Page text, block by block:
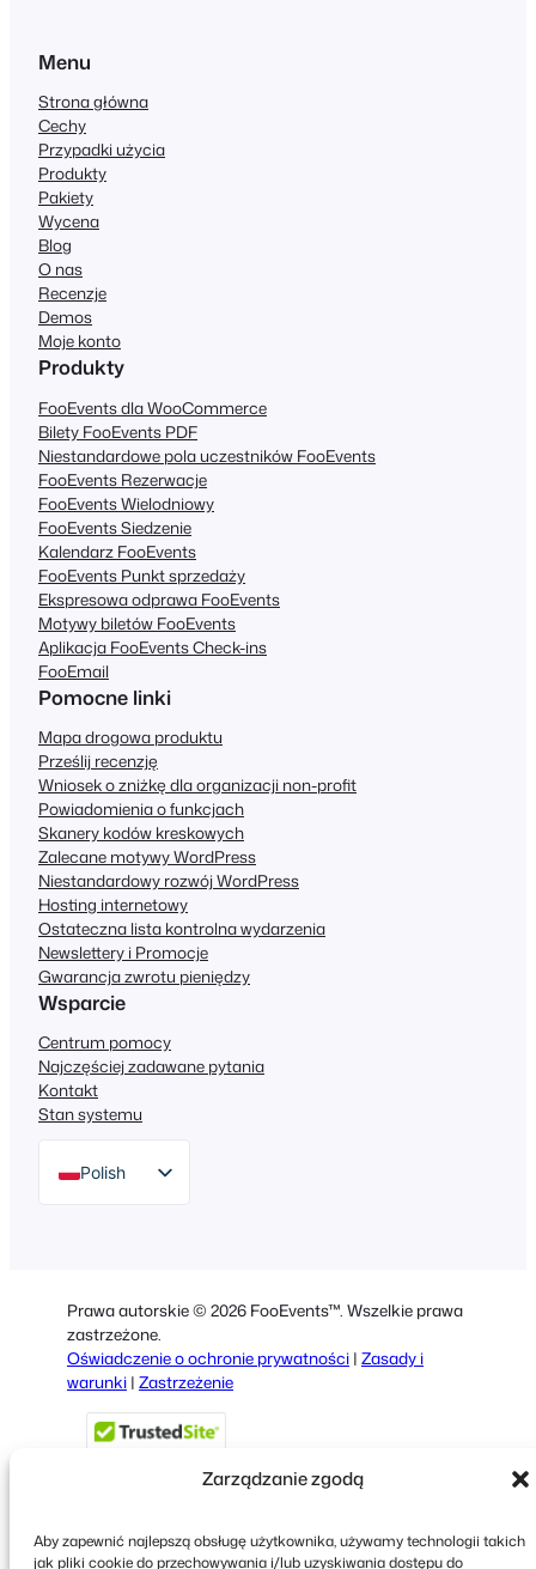
Zarządzanie zgodą
Aby zapewnić najlepszą obsługę użytkownika, używamy technologii takich
jak pliki cookie do przechowywania i/lub uzyskiwania dostępu do
Menu
Strona główna
Cechy
Przypadki użycia
Produkty
Pakiety
Wycena
Blog
O nas
Recenzje
Demos
Moje konto
Produkty
FooEvents dla WooCommerce
Bilety FooEvents PDF
Niestandardowe pola uczestników FooEvents
FooEvents Rezerwacje
FooEvents Wielodniowy
FooEvents Siedzenie
Kalendarz FooEvents
FooEvents Punkt sprzedaży
Ekspresowa odprawa FooEvents
Motywy biletów FooEvents
Aplikacja FooEvents Check-ins
FooEmail
Pomocne linki
Mapa drogowa produktu
Prześlij recenzję
Wniosek o zniżkę dla organizacji non-profit
Powiadomienia o funkcjach
Skanery kodów kreskowych
Zalecane motywy WordPress
Niestandardowy rozwój WordPress
Hosting internetowy
Ostateczna lista kontrolna wydarzenia
Newslettery i Promocje
Gwarancja zwrotu pieniędzy
Wsparcie
Centrum pomocy
Najczęściej zadawane pytania
Kontakt
Stan systemu
Polish
Spanish
Italian
Portuguese
French
Prawa autorskie © 2026 FooEvents™. Wszelkie prawa
zastrzeżone.
Oświadczenie o ochronie prywatności | Zasady i
warunki | Zastrzeżenie